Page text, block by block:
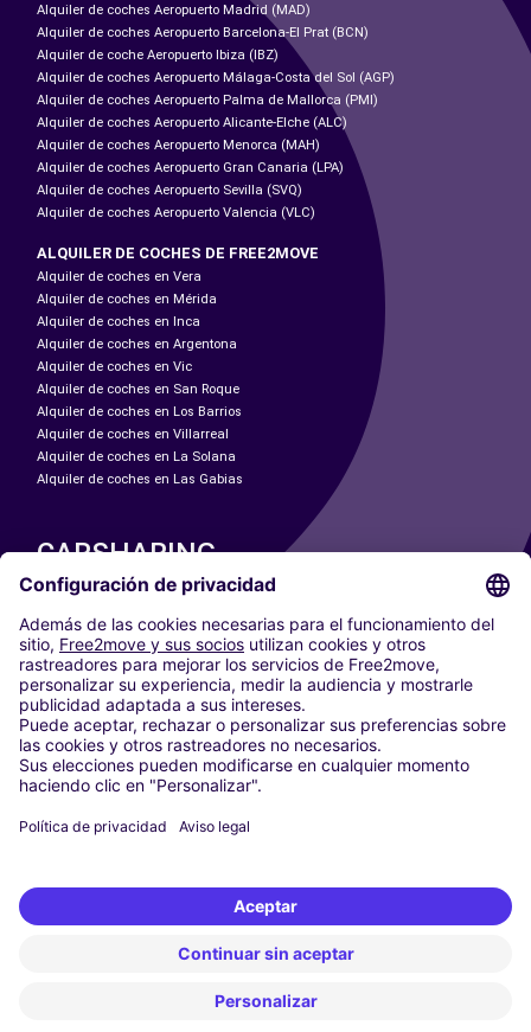
Alquiler de coches Aeropuerto Madrid (MAD)
Alquiler de coches Aeropuerto Barcelona-El Prat (BCN)
Alquiler de coche Aeropuerto Ibiza (IBZ)
Alquiler de coches Aeropuerto Málaga-Costa del Sol (AGP)
Alquiler de coches Aeropuerto Palma de Mallorca (PMI)
Alquiler de coches Aeropuerto Alicante-Elche (ALC)
Alquiler de coches Aeropuerto Menorca (MAH)
Alquiler de coches Aeropuerto Gran Canaria (LPA)
Alquiler de coches Aeropuerto Sevilla (SVQ)
Alquiler de coches Aeropuerto Valencia (VLC)
ALQUILER DE COCHES DE FREE2MOVE
Alquiler de coches en Vera
Alquiler de coches en Mérida
Alquiler de coches en Inca
Alquiler de coches en Argentona
Alquiler de coches en Vic
Alquiler de coches en San Roque
Alquiler de coches en Los Barrios
Alquiler de coches en Villarreal
Alquiler de coches en La Solana
Alquiler de coches en Las Gabias
CARSHARING
NUESTRAS CIUDADES
Paris
Madrid
Washington DC
Milán
Roma
Turín
Viena
Berlín
Düsseldorf